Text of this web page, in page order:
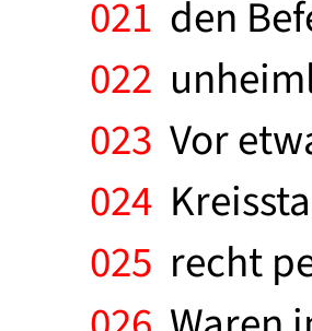
021 den
022
023 Vor
024
025 recht